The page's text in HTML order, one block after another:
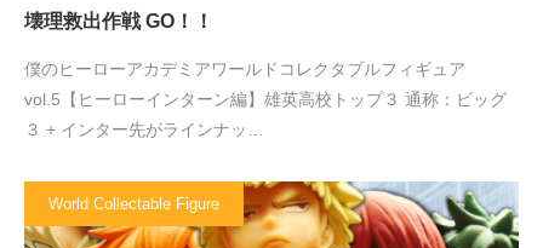
壊理救出作戦 GO！！
僕のヒーローアカデミアワールドコレクタブルフィギュア
vol.5【ヒーローインターン編】雄英高校トップ３ 通称：ビッグ
３ + インター先がラインナッ…
World Collectable Figure